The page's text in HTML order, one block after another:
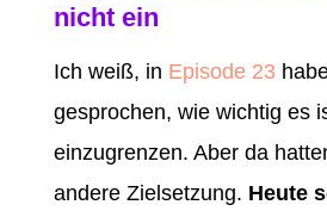
nicht ein
Ich weiß, in Episode 23
gesprochen, wie wichtig es
einzugrenzen. Aber da
andere Zielsetzung. Heute